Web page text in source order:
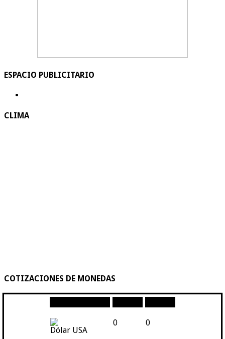
ESPACIO PUBLICITARIO
CLIMA
COTIZACIONES DE MONEDAS
Dólar USA
0 0